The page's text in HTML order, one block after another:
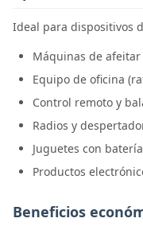
Ideal para dispositivos
Máquinas de
Equipo de oficina
Control remoto y
Radios y
Juguetes con batería
Productos
Beneficios